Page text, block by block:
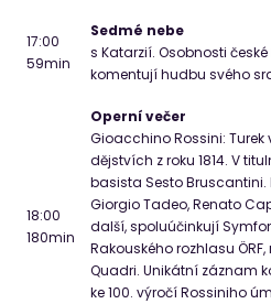
17:00
59min
Sedmé nebe
s Katarzií. Osobnosti
komentují hudbu svého
18:00
180min
Operní večer
Gioacchino Rossini:
dějstvích z roku 1814. V
basista Sesto Bruscantini.
Giorgio Tadeo, Renato
další, spoluúčinkují
Rakouského rozhlasu
Quadri. Unikátní záznam
ke 100. výročí Rossiniho